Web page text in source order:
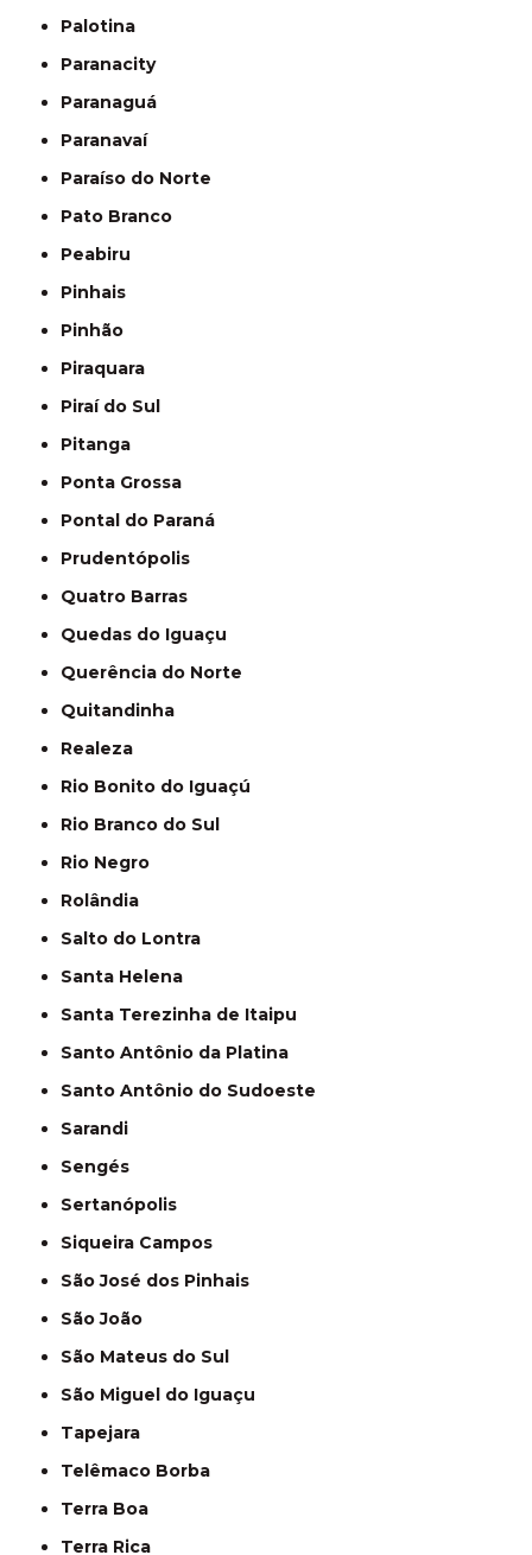
Palotina
Paranacity
Paranaguá
Paranavaí
Paraíso do Norte
Pato Branco
Peabiru
Pinhais
Pinhão
Piraquara
Piraí do Sul
Pitanga
Ponta Grossa
Pontal do Paraná
Prudentópolis
Quatro Barras
Quedas do Iguaçu
Querência do Norte
Quitandinha
Realeza
Rio Bonito do Iguaçú
Rio Branco do Sul
Rio Negro
Rolândia
Salto do Lontra
Santa Helena
Santa Terezinha de Itaipu
Santo Antônio da Platina
Santo Antônio do Sudoeste
Sarandi
Sengés
Sertanópolis
Siqueira Campos
São José dos Pinhais
São João
São Mateus do Sul
São Miguel do Iguaçu
Tapejara
Telêmaco Borba
Terra Boa
Terra Rica